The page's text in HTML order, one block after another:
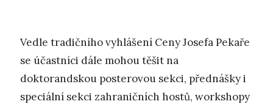
Vedle tradičního vyhlášení Ceny Josefa Pekaře
se účastníci dále mohou těšit na
doktorandskou posterovou sekci, přednášky i
speciální sekci zahraničních hostů, workshopy